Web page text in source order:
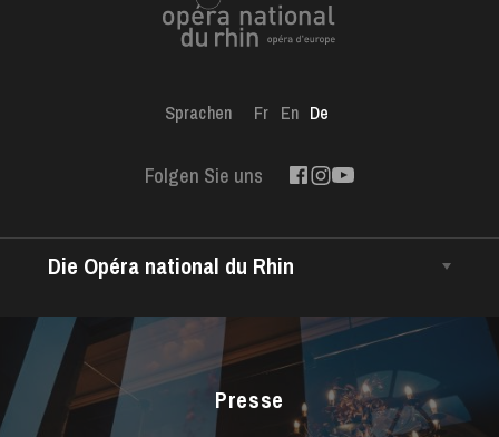
Sprachen Fr En De
Folgen Sie uns
Die Opéra national du Rhin
Intendanz
Das CCN • Ballett der Opéra national du Rhin
Chor
Presse